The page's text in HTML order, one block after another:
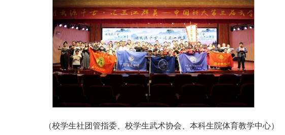
（校学生社团管指委、校学生武术协会、本科生院体育教学中心）